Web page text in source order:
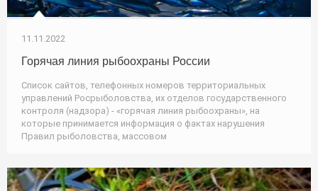
11.11.2022
Горячая линия рыбоохраны России
Список сайтов, телефонных номеров территориальных
управлений Росрыболовства, их отделов государственного
контроля (надзора) - «горячая линия рыбоохраны», на
которые принимается информация о фактах нарушения
Правил рыболовства, массовом